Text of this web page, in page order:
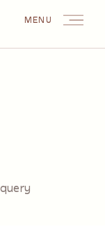
MENU